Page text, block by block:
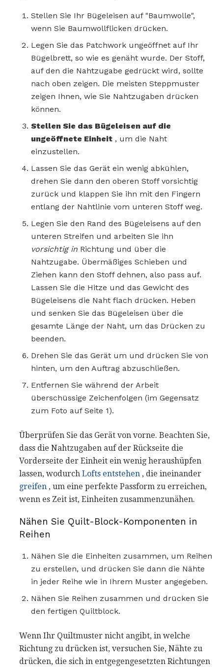
Stellen Sie Ihr Bügeleisen auf "Baumwolle",
wenn Sie Baumwollflicken drücken.
Legen Sie das Patchwork ungeöffnet auf Ihr
Bügelbrett, so wie es genäht wurde. Der Stoff,
auf den die Nahtzugabe gedrückt wird, sollte
nach oben zeigen. Die meisten Steppmuster
zeigen Ihnen, wie Sie Nahtzugaben drücken
können.
Stellen Sie das Bügeleisen auf die
ungeöffnete Einheit , um die Naht
einzustellen.
Lassen Sie das Gerät ein wenig abkühlen,
drehen Sie dann den oberen Stoff vorsichtig
zurück und klappen Sie ihn mit den Fingern
entlang der Nahtlinie vom unteren Stoff weg.
Legen Sie den Rand des Bügeleisens auf den
unteren Streifen und arbeiten Sie ihn
vorsichtig in Richtung und über die
Nahtzugabe. Übermäßiges Schieben und
Ziehen kann den Stoff dehnen, also pass auf.
Lassen Sie die Hitze und das Gewicht des
Bügeleisens die Naht flach drücken. Heben
und senken Sie das Bügeleisen über die
gesamte Länge der Naht, um das Drücken zu
beenden.
Drehen Sie das Gerät um und drücken Sie von
hinten, um den Auftrag abzuschließen.
Entfernen Sie während der Arbeit
überschüssige Zeichenfolgen (im Gegensatz
zum Foto auf Seite 1).
Überprüfen Sie das Gerät von vorne. Beachten Sie,
dass die Nahtzugaben auf der Rückseite die
Vorderseite der Einheit ein wenig heraushüpfen
lassen, wodurch Lofts entstehen , die ineinander
greifen , um eine perfekte Passform zu erreichen,
wenn es Zeit ist, Einheiten zusammenzunähen.
Nähen Sie Quilt-Block-Komponenten in
Reihen
Nähen Sie die Einheiten zusammen, um Reihen
zu erstellen, und drücken Sie dann die Nähte
in jeder Reihe wie in Ihrem Muster angegeben.
Nähen Sie Reihen zusammen und drücken Sie
den fertigen Quiltblock.
Wenn Ihr Quiltmuster nicht angibt, in welche
Richtung zu drücken ist, versuchen Sie, Nähte zu
drücken, die sich in entgegengesetzten Richtungen